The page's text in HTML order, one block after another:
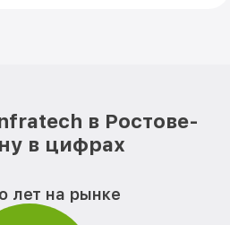
в Ростове-
в цифрах
лет на рынке